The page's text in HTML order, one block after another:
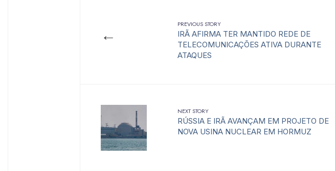
←
PREVIOUS STORY
IRÃ AFIRMA TER MANTIDO REDE DE
TELECOMUNICAÇÕES ATIVA DURANTE
ATAQUES
NEXT STORY
RÚSSIA E IRÃ AVANÇAM EM PROJETO DE
NOVA USINA NUCLEAR EM HORMUZ